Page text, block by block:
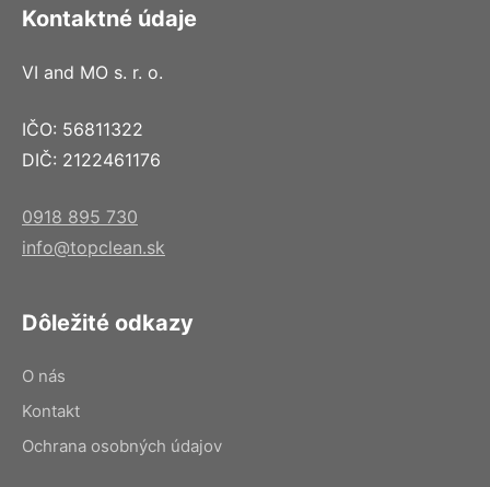
Kontaktné údaje
VI and MO s. r. o.
IČO: 56811322
DIČ: 2122461176
0918 895 730
info@topclean.sk
Dôležité odkazy
O nás
Kontakt
Ochrana osobných údajov